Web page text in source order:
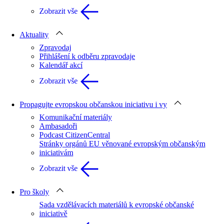
Zobrazit vše
Aktuality
Zpravodaj
Přihlášení k odběru zpravodaje
Kalendář akcí
Zobrazit vše
Propagujte evropskou občanskou iniciativu i vy
Komunikační materiály
Ambasadoři
Podcast CitizenCentral
Stránky orgánů EU věnované evropským občanským
iniciativám
Zobrazit vše
Pro školy
Sada vzdělávacích materiálů k evropské občanské
iniciativě